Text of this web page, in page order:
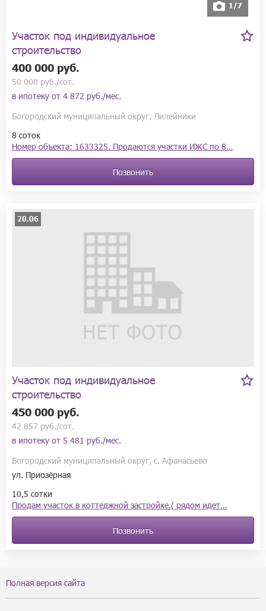
1/7
Участок под индивидуальное
строительство
400 000 руб.
50 000 руб./сот.
в ипотеку от 4 872 руб./мес.
Богородский муниципальный округ, Лилейники
8 соток
Номер объекта: 1633325. Продаются участки ИЖС по 8…
Позвонить
20.06
Участок под индивидуальное
строительство
450 000 руб.
42 857 руб./сот.
в ипотеку от 5 481 руб./мес.
Богородский муниципальный округ, с. Афанасьево
ул. Приозёрная
10,5 сотки
Продам участок в коттеджной застройке.( рядом идет…
Позвонить
Полная версия сайта